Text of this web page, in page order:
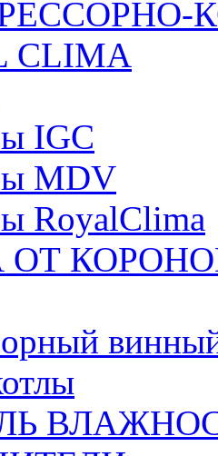
CLIMA
IGC
MDV
RoyalClima